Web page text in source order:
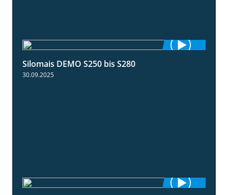
Silomais DEMO S250 bis S280
30.09.2025